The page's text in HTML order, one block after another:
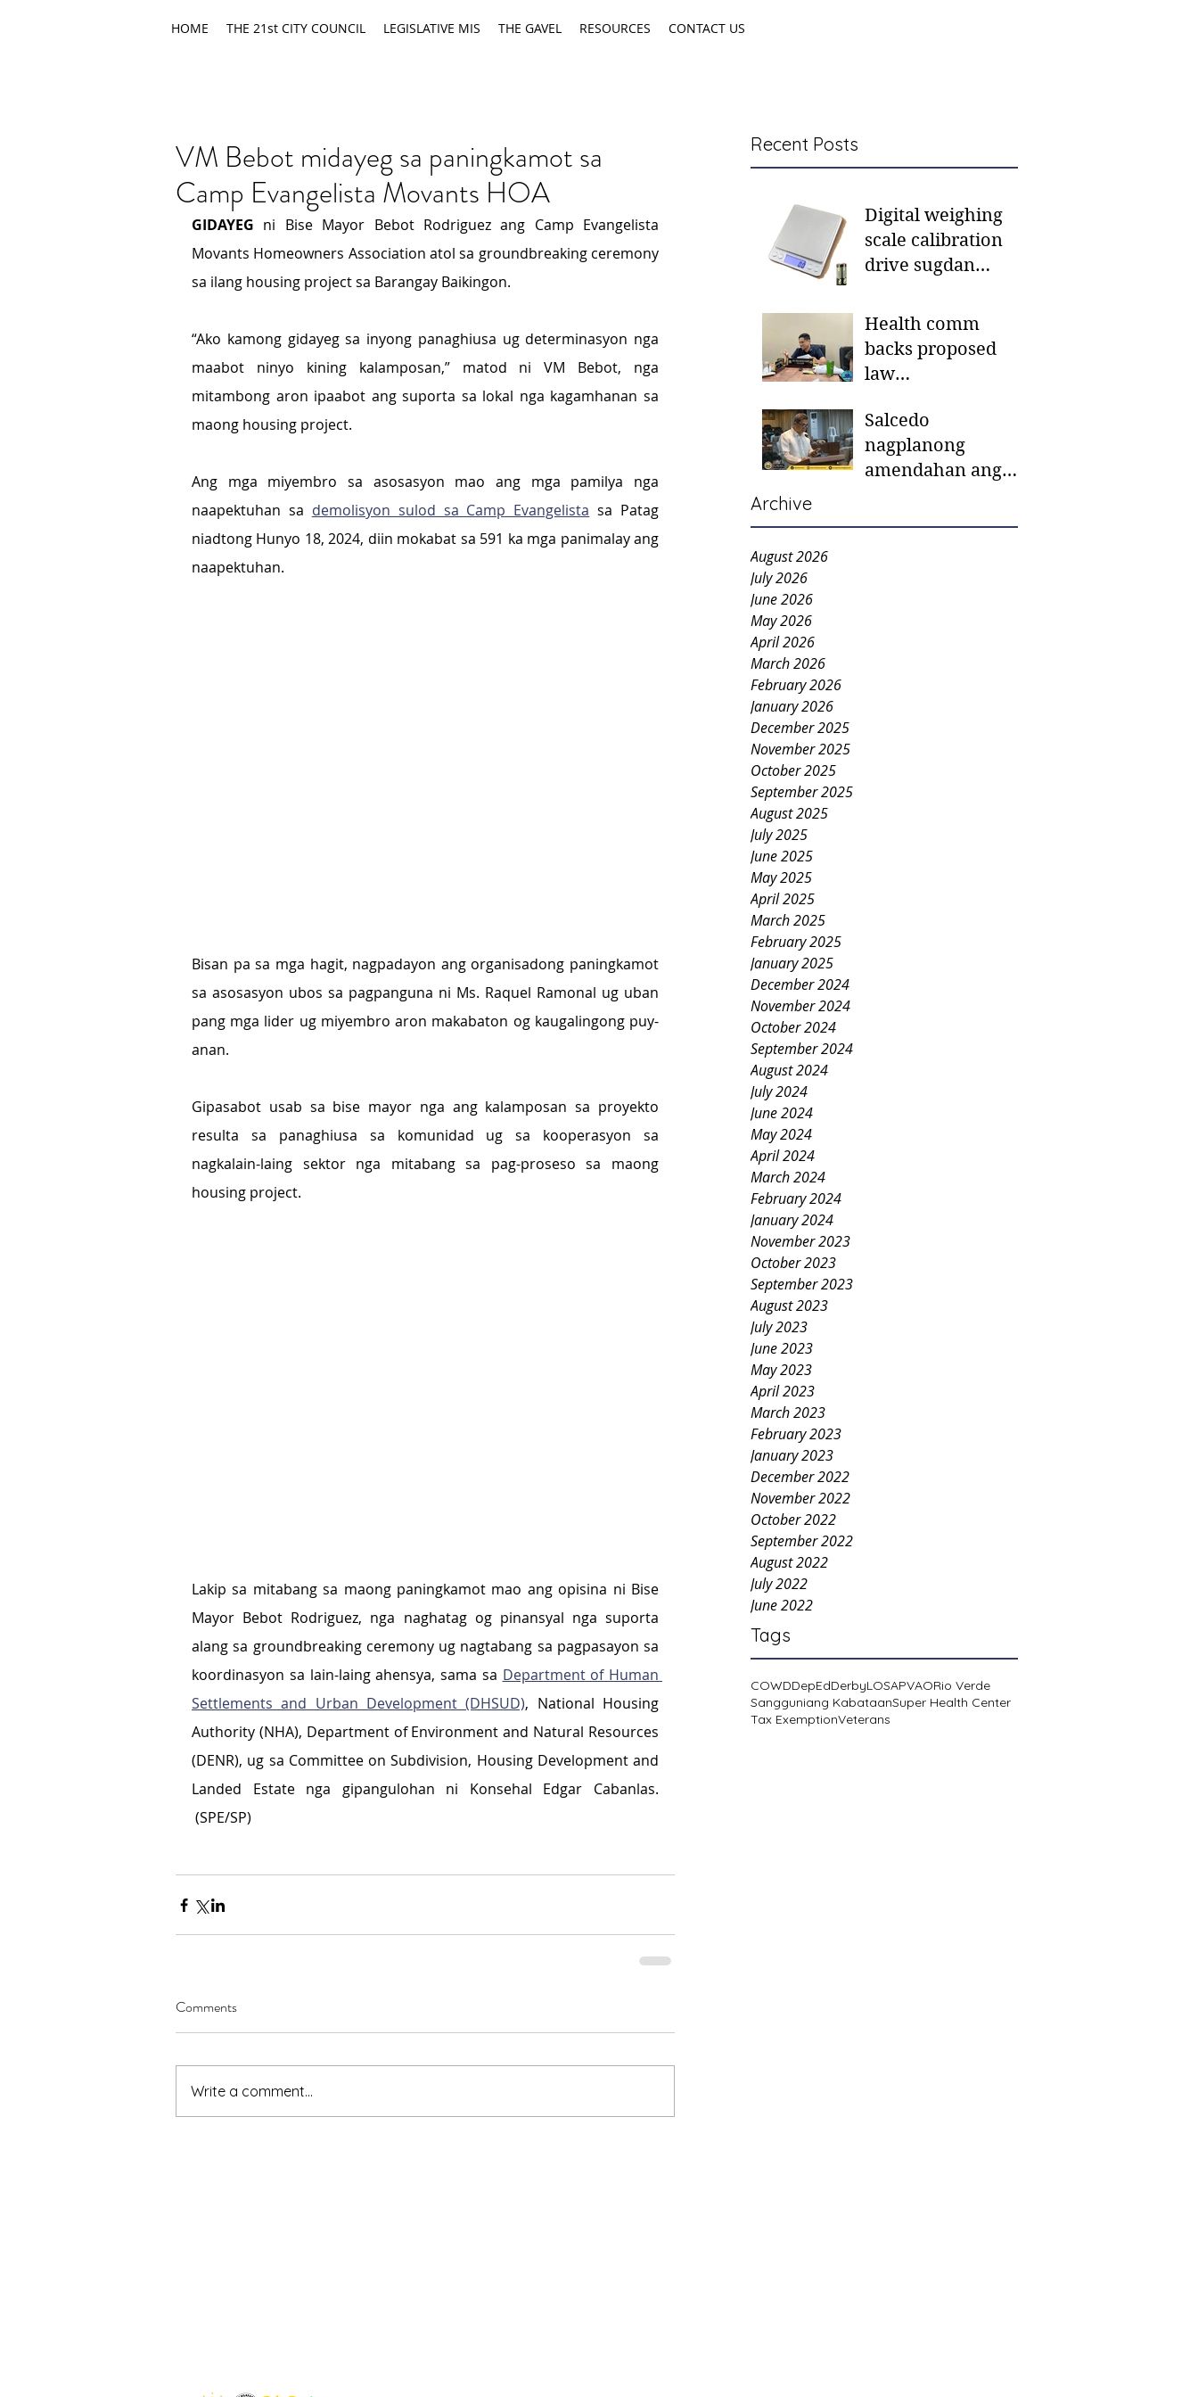
HOME THE 21st CITY COUNCIL LEGISLATIVE MIS THE GAVEL RESOURCES CONTACT US
Recent Posts
Digital weighing
scale calibration
drive sugdan
Health comm
backs proposed
law
mother-to-mother
support groups,
first 1,000 days
Salcedo
nagplanong
amendahan ang
Archive
August 2026
July 2026
June 2026
May 2026
April 2026
March 2026
February 2026
January 2026
December 2025
November 2025
October 2025
September 2025
August 2025
July 2025
June 2025
May 2025
April 2025
March 2025
February 2025
January 2025
December 2024
November 2024
October 2024
September 2024
August 2024
July 2024
June 2024
May 2024
April 2024
March 2024
February 2024
January 2024
November 2023
October 2023
September 2023
August 2023
July 2023
June 2023
May 2023
April 2023
March 2023
February 2023
January 2023
December 2022
November 2022
October 2022
September 2022
August 2022
July 2022
June 2022
Tags
COWDDepEdDerbyLOSAPVAORio Verde
Sangguniang KabataanSuper Health Center
Tax ExemptionVeterans
VM Bebot midayeg sa paningkamot sa
Camp Evangelista Movants HOA
GIDAYEG ni Bise Mayor Bebot Rodriguez ang Camp Evangelista
Movants Homeowners Association atol sa groundbreaking ceremony
sa ilang housing project sa Barangay Baikingon.
“Ako kamong gidayeg sa inyong panaghiusa ug determinasyon nga
maabot ninyo kining kalamposan,” matod ni VM Bebot, nga
mitambong aron ipaabot ang suporta sa lokal nga kagamhanan sa
maong housing project.
Ang mga miyembro sa asosasyon mao ang mga pamilya nga
naapektuhan sa demolisyon sulod sa Camp Evangelista sa Patag
niadtong Hunyo 18, 2024, diin mokabat sa 591 ka mga panimalay ang
naapektuhan.
Bisan pa sa mga hagit, nagpadayon ang organisadong paningkamot
sa asosasyon ubos sa pagpanguna ni Ms. Raquel Ramonal ug uban
pang mga lider ug miyembro aron makabaton og kaugalingong puy-
anan.
Gipasabot usab sa bise mayor nga ang kalamposan sa proyekto
resulta sa panaghiusa sa komunidad ug sa kooperasyon sa
nagkalain-laing sektor nga mitabang sa pag-proseso sa maong
housing project.
Lakip sa mitabang sa maong paningkamot mao ang opisina ni Bise
Mayor Bebot Rodriguez, nga naghatag og pinansyal nga suporta
alang sa groundbreaking ceremony ug nagtabang sa pagpasayon sa
koordinasyon sa lain-laing ahensya, sama sa Department of Human
Settlements and Urban Development (DHSUD), National Housing
Authority (NHA), Department of Environment and Natural Resources
(DENR), ug sa Committee on Subdivision, Housing Development and
Landed Estate nga gipangulohan ni Konsehal Edgar Cabanlas.
(SPE/SP)
Comments
Write a comment...